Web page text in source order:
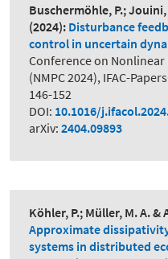
Buschermöhle, P.; Jouini,
(2024): Disturbance
control in uncertain
Conference on
(NMPC 2024), IFAC-
146-152
DOI: 10.1016/
arXiv: 2404.09893
Köhler, P.; Müller, M. A. &
Approximate
systems in distributed